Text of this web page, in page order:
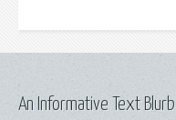
An Informative Text Blurb